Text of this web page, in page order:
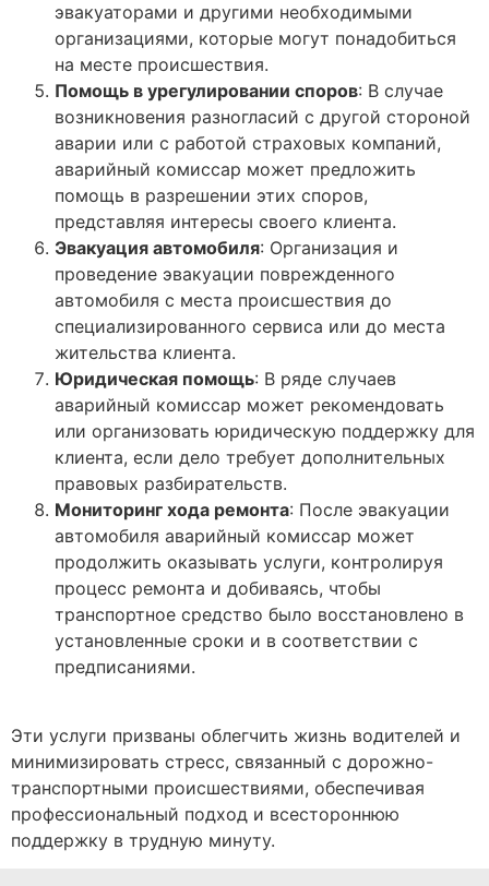
эвакуаторами и другими необходимыми
организациями, которые могут понадобиться
на месте происшествия.
Помощь в урегулировании споров: В случае
возникновения разногласий с другой стороной
аварии или с работой страховых компаний,
аварийный комиссар может предложить
помощь в разрешении этих споров,
представляя интересы своего клиента.
Эвакуация автомобиля: Организация и
проведение эвакуации поврежденного
автомобиля с места происшествия до
специализированного сервиса или до места
жительства клиента.
Юридическая помощь: В ряде случаев
аварийный комиссар может рекомендовать
или организовать юридическую поддержку для
клиента, если дело требует дополнительных
правовых разбирательств.
Мониторинг хода ремонта: После эвакуации
автомобиля аварийный комиссар может
продолжить оказывать услуги, контролируя
процесс ремонта и добиваясь, чтобы
транспортное средство было восстановлено в
установленные сроки и в соответствии с
предписаниями.
Эти услуги призваны облегчить жизнь водителей и
минимизировать стресс, связанный с дорожно-
транспортными происшествиями, обеспечивая
профессиональный подход и всестороннюю
поддержку в трудную минуту.